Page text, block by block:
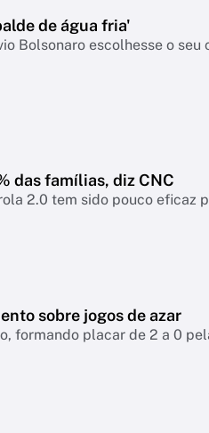
de água fria'
Bolsonaro escolhesse o
das famílias, diz CNC
2.0 tem sido pouco eficaz
sobre jogos de azar
formando placar de 2 a 0